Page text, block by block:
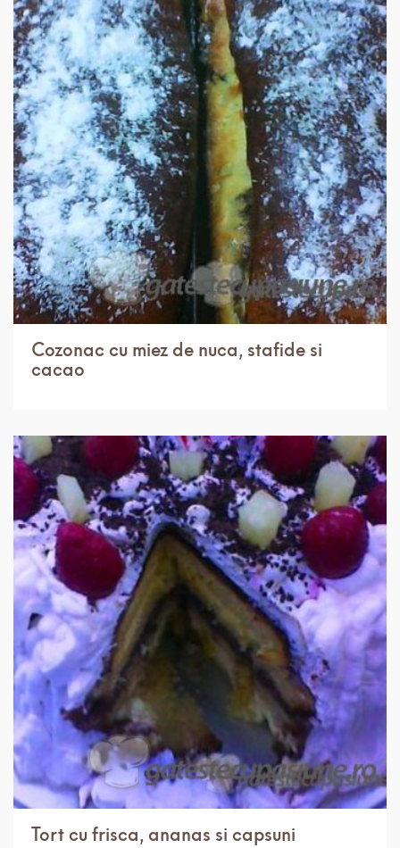
IN 3 ORE. USOR 8 PORTII
Cozonac cu miez de nuca, stafide si
cacao
IN 3 ORE. MEDIU 12 PORTII
Tort cu frisca, ananas si capsuni